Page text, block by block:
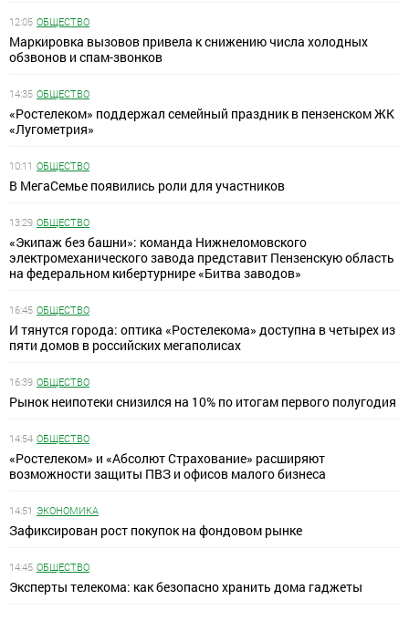
12:05 ОБЩЕСТВО
Маркировка вызовов привела к снижению числа холодных
обзвонов и спам-звонков
14:35 ОБЩЕСТВО
«Ростелеком» поддержал семейный праздник в пензенском ЖК
«Лугометрия»
10:11 ОБЩЕСТВО
В МегаСемье появились роли для участников
13:29 ОБЩЕСТВО
«Экипаж без башни»: команда Нижнеломовского
электромеханического завода представит Пензенскую область
на федеральном кибертурнире «Битва заводов»
16:45 ОБЩЕСТВО
И тянутся города: оптика «Ростелекома» доступна в четырех из
пяти домов в российских мегаполисах
16:39 ОБЩЕСТВО
Рынок неипотеки снизился на 10% по итогам первого полугодия
14:54 ОБЩЕСТВО
«Ростелеком» и «Абсолют Страхование» расширяют
возможности защиты ПВЗ и офисов малого бизнеса
14:51 ЭКОНОМИКА
Зафиксирован рост покупок на фондовом рынке
14:45 ОБЩЕСТВО
Эксперты телекома: как безопасно хранить дома гаджеты